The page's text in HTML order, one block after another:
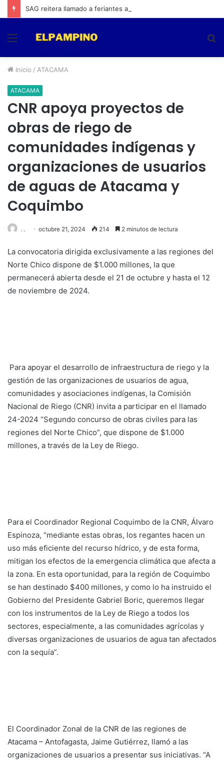
Menú
Inicio / ATACAMA
ATACAMA
CNR apoya proyectos de
obras de riego de
comunidades indígenas y
organizaciones de usuarios
de aguas de Atacama y
Coquimbo
. . octubre 21, 2024 214 2 minutos de lectura
La convocatoria dirigida exclusivamente a las regiones del
Norte Chico dispone de $1.000 millones, la que
permanecerá abierta desde el 21 de octubre y hasta el 12
de noviembre de 2024.
Para apoyar el desarrollo de infraestructura de riego y la
gestión de las organizaciones de usuarios de agua,
comunidades y asociaciones indígenas, la Comisión
Nacional de Riego (CNR) invita a participar en el llamado
24-2024 “Segundo concurso de obras civiles para las
regiones del Norte Chico”, que dispone de $1.000
millones, a través de la Ley de Riego.
Para el Coordinador Regional Coquimbo de la CNR, Álvaro
Espinoza, “mediante estas obras, los regantes hacen un
uso más eficiente del recurso hídrico, y de esta forma,
mitigan los efectos de la emergencia climática que afecta a
la zona. En esta oportunidad, para la región de Coquimbo
se han destinado $400 millones, y como lo ha instruido el
Gobierno del Presidente Gabriel Boric, queremos llegar
con los instrumentos de la Ley de Riego a todos los
sectores, especialmente, a las comunidades agrícolas y
diversas organizaciones de usuarios de agua tan afectados
con la sequía”.
El Coordinador Zonal de la CNR de las regiones de
Atacama – Antofagasta, Jaime Gutiérrez, llamó a las
organizaciones de usuarios a presentar sus iniciativas. “A